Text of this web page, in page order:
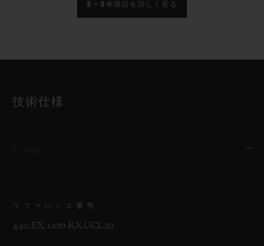
Championships, which have been
5＋5年保証を詳しく見る
技術仕様
リファレンス番号
440.EX.1100.RX.UCL20